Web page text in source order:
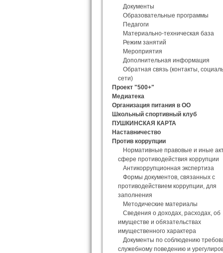
Документы
Образовательные программы
Педагоги
Материально-техническая база
Режим занятий
Мероприятия
Дополнительная информация
Обратная связь (контакты,
сети)
Проект "500+"
Медиатека
Организация питания в ОО
Школьный спортивный клуб
ПУШКИНСКАЯ КАРТА
Наставничество
Против коррупции
Нормативные правовые и иные
сфере противодействия коррупции
Антикоррупционная экспертиза
Формы документов, связанных с
противодействием коррупции, для
заполнения
Методические материалы
Сведения о доходах, расходах, об
имуществе и обязательствах
имущественного характера
Документы по соблюдению
служебному поведению и